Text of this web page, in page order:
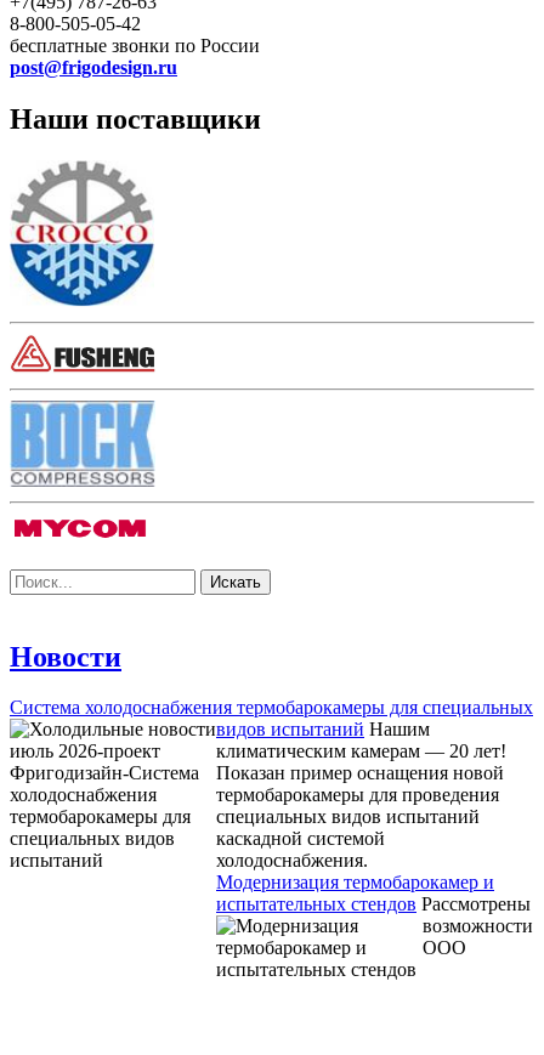
8-800-505-05-42
бесплатные звонки по России
post@frigodesign.ru
Наши поставщики
Новости
Система холодоснабжения термобарокамеры для специальных
видов испытаний Нашим
климатическим камерам — 20 лет!
Показан пример оснащения новой
термобарокамеры для проведения
специальных видов испытаний
каскадной системой
холодоснабжения.
Модернизация термобарокамер и
испытательных стендов Рассмотрены
возможности
ООО